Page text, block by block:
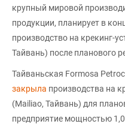
крупный мировой
продукции, планирует в
производство на крекинг-
Тайвань) после планового
Тайваньская Formosa
закрыла производства на
(Mailiao, Тайвань) для
предприятие мощностью